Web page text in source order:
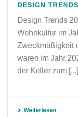
DESIGN
Design Trends
Wohnkultur im
Zweckmäßigkeit
waren im Jahr
der Keller zum [...]
Weiterlesen